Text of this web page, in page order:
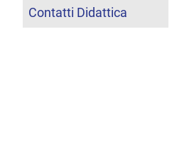
Contatti Didattica